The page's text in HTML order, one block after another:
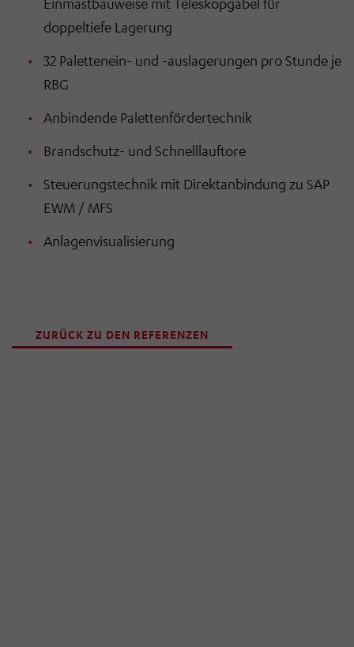
doppeltiefe Lagerung
32 Palettenein- und -auslagerungen pro Stunde je
RBG
Anbindende Palettenfördertechnik
Brandschutz- und Schnelllauftore
Steuerungstechnik mit Direktanbindung zu SAP
EWM / MFS
Anlagenvisualisierung
ZURÜCK ZU DEN REFERENZEN